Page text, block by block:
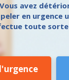
avez
en
toute